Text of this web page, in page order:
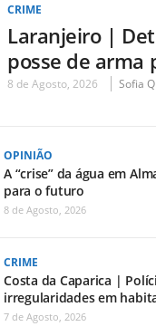
CRIME
Laranjeiro |
posse de arma
8 de Agosto, 2026 Sofia
OPINIÃO
A “crise” da água em
para o futuro
8 de Agosto, 2026
CRIME
Costa da Caparica |
irregularidades em
7 de Agosto, 2026